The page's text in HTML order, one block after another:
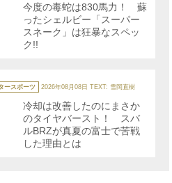
今度の毒蛇は830馬力！ 蘇
ったシェルビー「スーパー
スネーク」は狂暴なスペッ
ク!!
ースポーツ 2026年08月08日 TEXT: 雪岡直樹
冷却は改善したのにまさか
のタイヤバースト！ スバ
ルBRZが真夏の富士で苦戦
した理由とは